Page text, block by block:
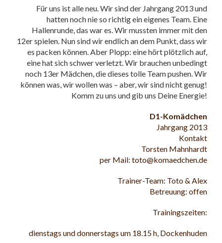
Für uns ist alle neu. Wir sind der Jahrgang 2013 und
hatten noch nie so richtig ein eigenes Team. Eine
Hallenrunde, das war es. Wir mussten immer mit den
12er spielen. Nun sind wir endlich an dem Punkt, dass wir
es packen können. Aber Plopp: eine hört plötzlich auf,
eine hat sich schwer verletzt. Wir brauchen unbedingt
noch 13er Mädchen, die dieses tolle Team pushen. Wir
können was, wir wollen was – aber, wir sind nicht genug!
Komm zu uns und gib uns Deine Energie!
D1-Komädchen
Jahrgang 2013
Kontakt
Torsten Mahnhardt
per Mail: toto@komaedchen.de
Trainer-Team: Toto & Alex
Betreuung: offen
Trainingszeiten:
dienstags und donnerstags um 18.15 h, Dockenhuden